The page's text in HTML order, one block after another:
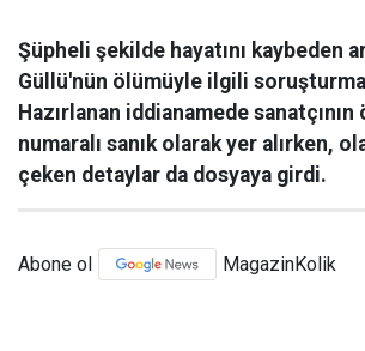
Şüpheli şekilde hayatını kaybeden
Güllü'nün ölümüyle ilgili soruşturma
Hazırlanan iddianamede sanatçının
numaralı sanık olarak yer alırken,
çeken detaylar da dosyaya girdi.
Abone ol MagazinKolik